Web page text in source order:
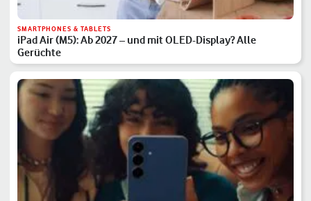
SMARTPHONES & TABLETS
iPad Air (M5): Ab 2027 – und mit OLED-Display? Alle
Gerüchte